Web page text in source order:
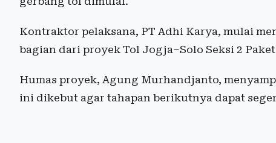
Kontraktor pelaksana, PT Adhi Karya, mulai
bagian dari proyek Tol Jogja–Solo Seksi 2
Humas proyek, Agung Murhandjanto,
ini dikebut agar tahapan berikutnya dapat